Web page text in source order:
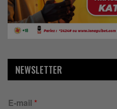
NEWSLETTER
E-mail *